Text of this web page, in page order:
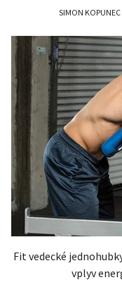
SIMON KOPUNEC
Fit vedecké
vplyv